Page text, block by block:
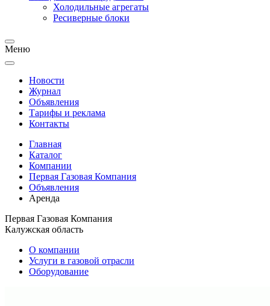
Холодильные агрегаты
Ресиверные блоки
Меню
Новости
Журнал
Объявления
Тарифы и реклама
Контакты
Главная
Каталог
Компании
Первая Газовая Компания
Объявления
Аренда
Первая Газовая Компания
Калужская область
О компании
Услуги в газовой отрасли
Оборудование